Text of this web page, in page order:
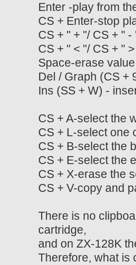
Enter -play from
CS + Enter-stop
CS + " + "/ CS + "
CS + " < "/ CS + "
Space-erase
Del / Graph (CS +
Ins (SS + W) -
CS + A-select the
CS + L-select one
CS + B-select the
CS + E-select the
CS + X-erase the
CS + V-copy and
There is no
cartridge,
and on ZX-128K
Therefore, what is